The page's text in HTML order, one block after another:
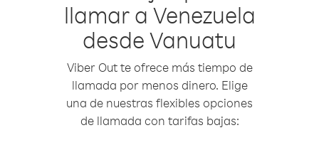
llamar a Venezuela
desde Vanuatu
Viber Out te ofrece más tiempo de
llamada por menos dinero. Elige
una de nuestras flexibles opciones
de llamada con tarifas bajas: